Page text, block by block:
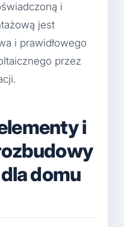
i
jest
i prawidłowego
przez
i
domu